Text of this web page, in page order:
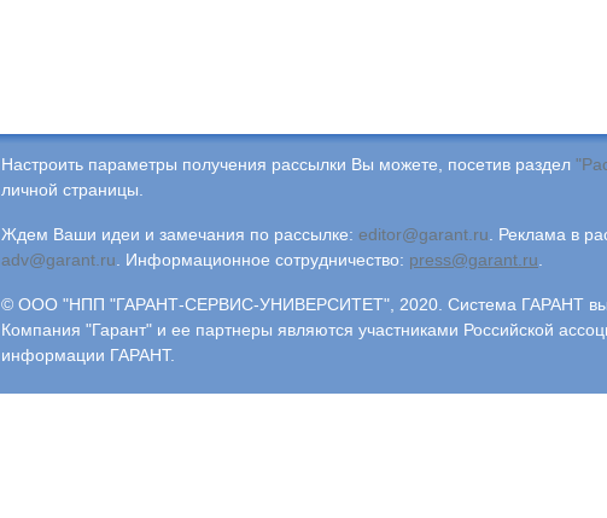
Настроить параметры получения рассылки Вы можете, посетив раздел
личной страницы.
Ждем Ваши идеи и замечания по рассылке: editor@garant.ru
Реклама в
adv@garant.ru
Информационное сотрудничество: press@garant.ru
© ООО "НПП "ГАРАНТ-СЕРВИС-УНИВЕРСИТЕТ", 2020. Система ГАРАНТ
Компания "Гарант" и ее партнеры являются участниками Российской
информации ГАРАНТ.